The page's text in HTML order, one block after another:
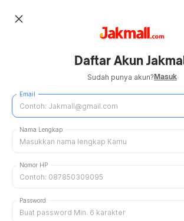
close
Daftar Akun
Sudah punya akun?Masuk
Email
Nama Lengkap
Nomor HP
Password